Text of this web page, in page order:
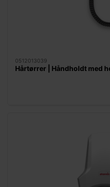
0512013039
Hårtørrer | Håndholdt med